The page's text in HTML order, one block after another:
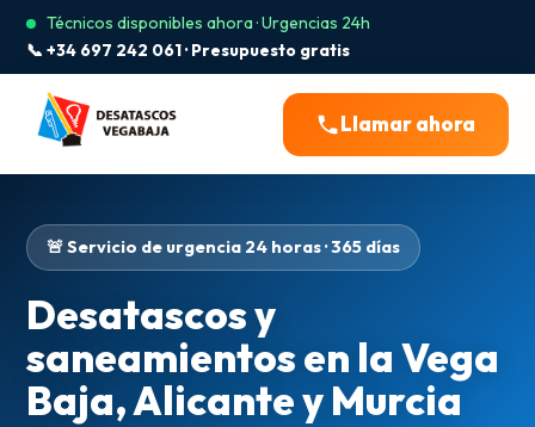
Técnicos disponibles ahora · Urgencias 24h
📞 +34 697 242 061 · Presupuesto gratis
Llamar ahora
🚨 Servicio de urgencia 24 horas · 365 días
Desatascos y
saneamientos en la Vega
Baja, Alicante y Murcia